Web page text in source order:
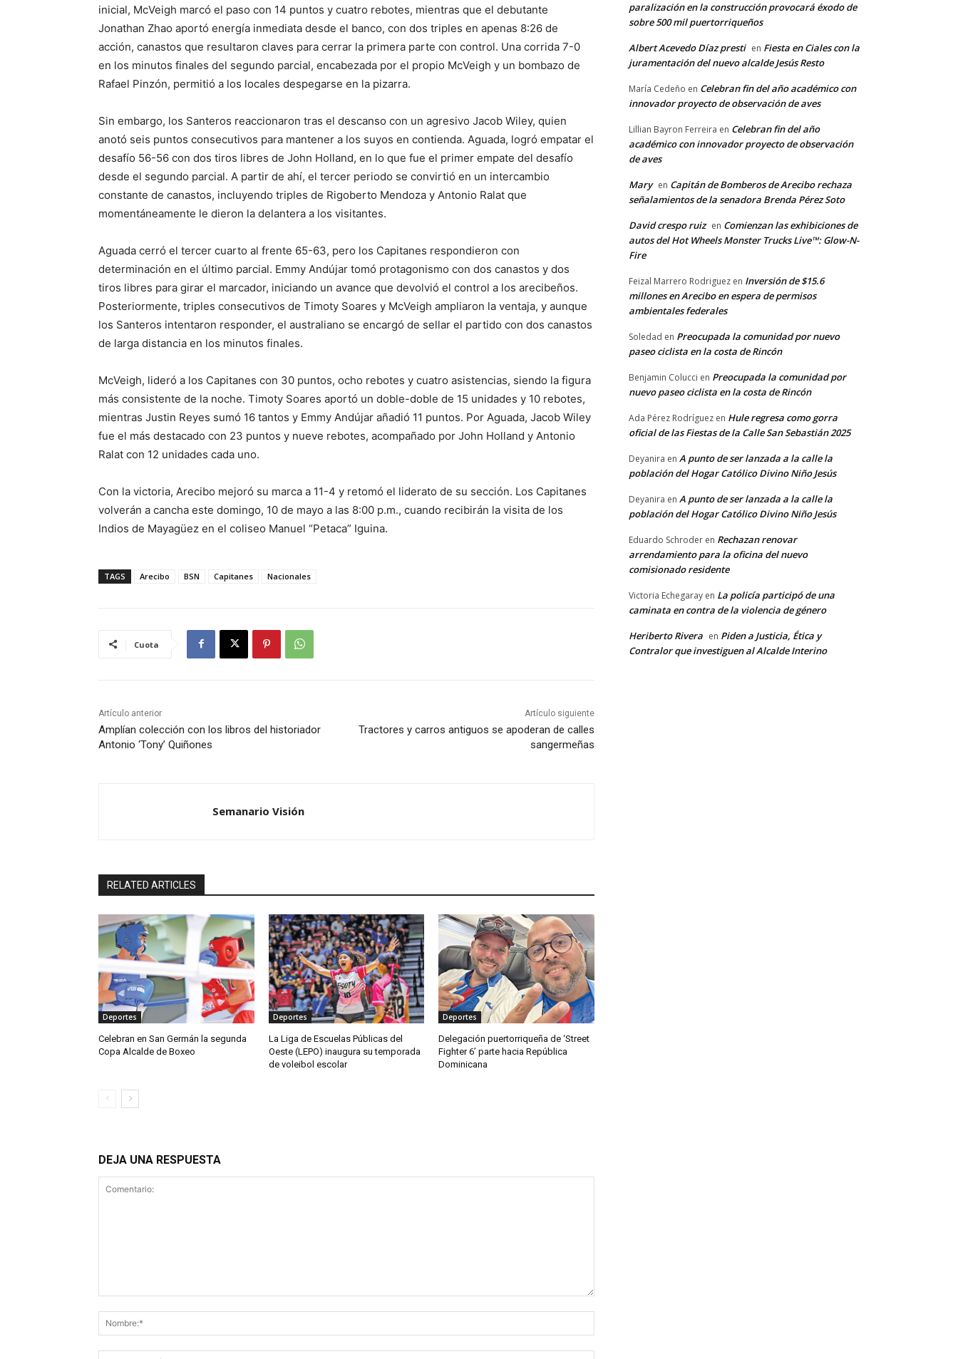
inicial, McVeigh marcó el paso con 14 puntos y cuatro rebotes, mientras que el debutante
Jonathan Zhao aportó energía inmediata desde el banco, con dos triples en apenas 8:26 de
acción, canastos que resultaron claves para cerrar la primera parte con control. Una corrida 7-0
en los minutos finales del segundo parcial, encabezada por el propio McVeigh y un bombazo de
Rafael Pinzón, permitió a los locales despegarse en la pizarra.
Sin embargo, los Santeros reaccionaron tras el descanso con un agresivo Jacob Wiley, quien
anotó seis puntos consecutivos para mantener a los suyos en contienda. Aguada, logró empatar el
desafío 56-56 con dos tiros libres de John Holland, en lo que fue el primer empate del desafío
desde el segundo parcial. A partir de ahí, el tercer periodo se convirtió en un intercambio
constante de canastos, incluyendo triples de Rigoberto Mendoza y Antonio Ralat que
momentáneamente le dieron la delantera a los visitantes.
Aguada cerró el tercer cuarto al frente 65-63, pero los Capitanes respondieron con
determinación en el último parcial. Emmy Andújar tomó protagonismo con dos canastos y dos
tiros libres para girar el marcador, iniciando un avance que devolvió el control a los arecibeños.
Posteriormente, triples consecutivos de Timoty Soares y McVeigh ampliaron la ventaja, y aunque
los Santeros intentaron responder, el australiano se encargó de sellar el partido con dos canastos
de larga distancia en los minutos finales.
McVeigh, lideró a los Capitanes con 30 puntos, ocho rebotes y cuatro asistencias, siendo la figura
más consistente de la noche. Timoty Soares aportó un doble-doble de 15 unidades y 10 rebotes,
mientras Justin Reyes sumó 16 tantos y Emmy Andújar añadió 11 puntos. Por Aguada, Jacob Wiley
fue el más destacado con 23 puntos y nueve rebotes, acompañado por John Holland y Antonio
Ralat con 12 unidades cada uno.
Con la victoria, Arecibo mejoró su marca a 11-4 y retomó el liderato de su sección. Los Capitanes
volverán a cancha este domingo, 10 de mayo a las 8:00 p.m., cuando recibirán la visita de los
Indios de Mayagüez en el coliseo Manuel “Petaca” Iguina.
TAGS Arecibo BSN Capitanes Nacionales
Cuota
Artículo anterior
Amplían colección con los libros del historiador
Antonio ‘Tony’ Quiñones
Artículo siguiente
Tractores y carros antiguos se apoderan de calles
sangermeñas
Semanario Visión
RELATED ARTICLES
Deportes
Celebran en San Germán la segunda
Copa Alcalde de Boxeo
Deportes
La Liga de Escuelas Públicas del
Oeste (LEPO) inaugura su temporada
de voleibol escolar
Deportes
Delegación puertorriqueña de ‘Street
Fighter 6’ parte hacia República
Dominicana
DEJA UNA RESPUESTA
paralización en la construcción provocará éxodo de
sobre 500 mil puertorriqueños
Albert Acevedo Díaz presti en Fiesta en Ciales con la
juramentación del nuevo alcalde Jesús Resto
María Cedeño en Celebran fin del año académico con
innovador proyecto de observación de aves
Lillian Bayron Ferreira en Celebran fin del año
académico con innovador proyecto de observación
de aves
Mary en Capitán de Bomberos de Arecibo rechaza
señalamientos de la senadora Brenda Pérez Soto
David crespo ruiz en Comienzan las exhibiciones de
autos del Hot Wheels Monster Trucks Live™: Glow-N-
Fire
Feizal Marrero Rodriguez en Inversión de $15.6
millones en Arecibo en espera de permisos
ambientales federales
Soledad en Preocupada la comunidad por nuevo
paseo ciclista en la costa de Rincón
Benjamin Colucci en Preocupada la comunidad por
nuevo paseo ciclista en la costa de Rincón
Ada Pérez Rodríguez en Hule regresa como gorra
oficial de las Fiestas de la Calle San Sebastián 2025
Deyanira en A punto de ser lanzada a la calle la
población del Hogar Católico Divino Niño Jesús
Deyanira en A punto de ser lanzada a la calle la
población del Hogar Católico Divino Niño Jesús
Eduardo Schroder en Rechazan renovar
arrendamiento para la oficina del nuevo
comisionado residente
Victoria Echegaray en La policía participó de una
caminata en contra de la violencia de género
Heriberto Rivera en Piden a Justicia, Ética y
Contralor que investiguen al Alcalde Interino